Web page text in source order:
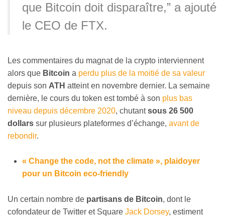
que Bitcoin doit disparaître,” a ajouté
le CEO de FTX.
Les commentaires du magnat de la crypto interviennent
alors que Bitcoin a perdu plus de la moitié de sa valeur
depuis son ATH atteint en novembre dernier. La semaine
dernière, le cours du token est tombé à son plus bas
niveau depuis décembre 2020, chutantsous 26 500
dollars sur plusieurs plateformes d’échange, avant de
rebondir.
« Change the code, not the climate », plaidoyer
pour un Bitcoin eco-friendly
Un certain nombre de partisans de Bitcoin, dont le
cofondateur de Twitter et Square Jack Dorsey, estiment